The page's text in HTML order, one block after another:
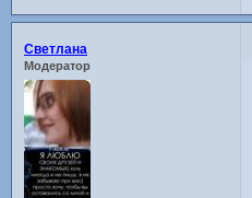
Светлана
Модератор